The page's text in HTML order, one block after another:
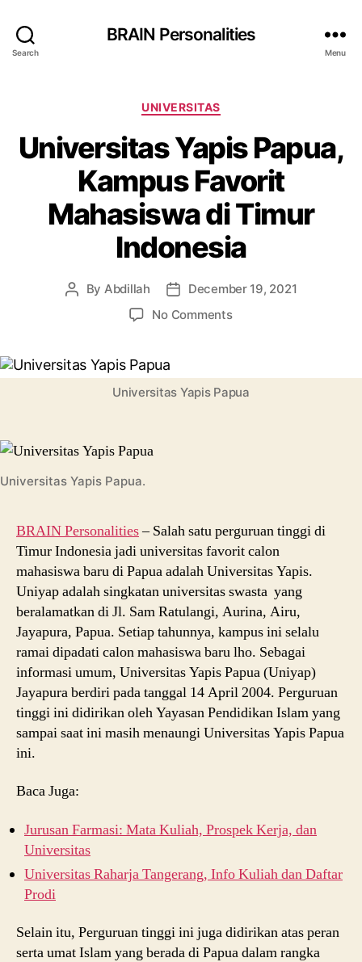
Search
BRAIN Personalities
Menu
Categories
UNIVERSITAS
Universitas Yapis Papua,
Kampus Favorit
Mahasiswa di Timur
Indonesia
Post
By Abdillah
Post
date
December 19, 2021
No Commentson
Universitas Yapis Papua
Universitas Yapis Papua.
BRAIN Personalities– Salah satu perguruan tinggi di
Timur Indonesia jadi universitas favorit calon
mahasiswa baru di Papua adalah Universitas Yapis.
Uniyap adalah singkatan universitas swasta yang
beralamatkan di Jl. Sam Ratulangi, Aurina, Airu,
Jayapura, Papua. Setiap tahunnya, kampus ini selalu
ramai dipadati calon mahasiswa baru lho. Sebagai
informasi umum, Universitas Yapis Papua (Uniyap)
Jayapura berdiri pada tanggal 14 April 2004. Perguruan
tinggi ini didirikan oleh Yayasan Pendidikan Islam yang
sampai saat ini masih menaungi Universitas Yapis Papua
ini.
Baca Juga:
Jurusan Farmasi: Mata Kuliah, Prospek Kerja, dan
Universitas
Universitas Raharja Tangerang, Info Kuliah dan Daftar
Prodi
Selain itu, Perguruan tinggi ini juga didirikan atas peran
serta umat Islam yang berada di Papua dalam rangka